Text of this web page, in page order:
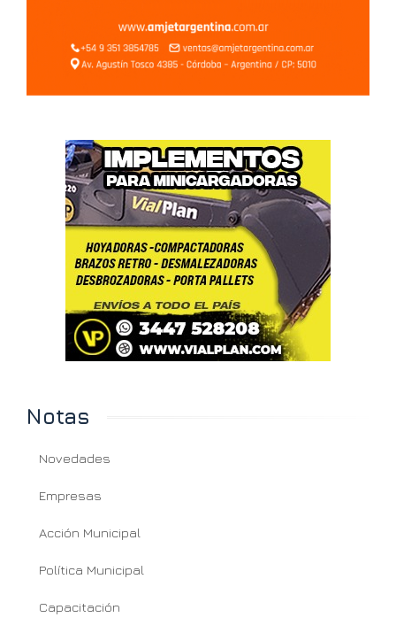
Notas
Novedades
Empresas
Acción Municipal
Política Municipal
Capacitación